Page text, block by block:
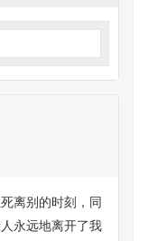
离别的时刻，同
永远地离开了我